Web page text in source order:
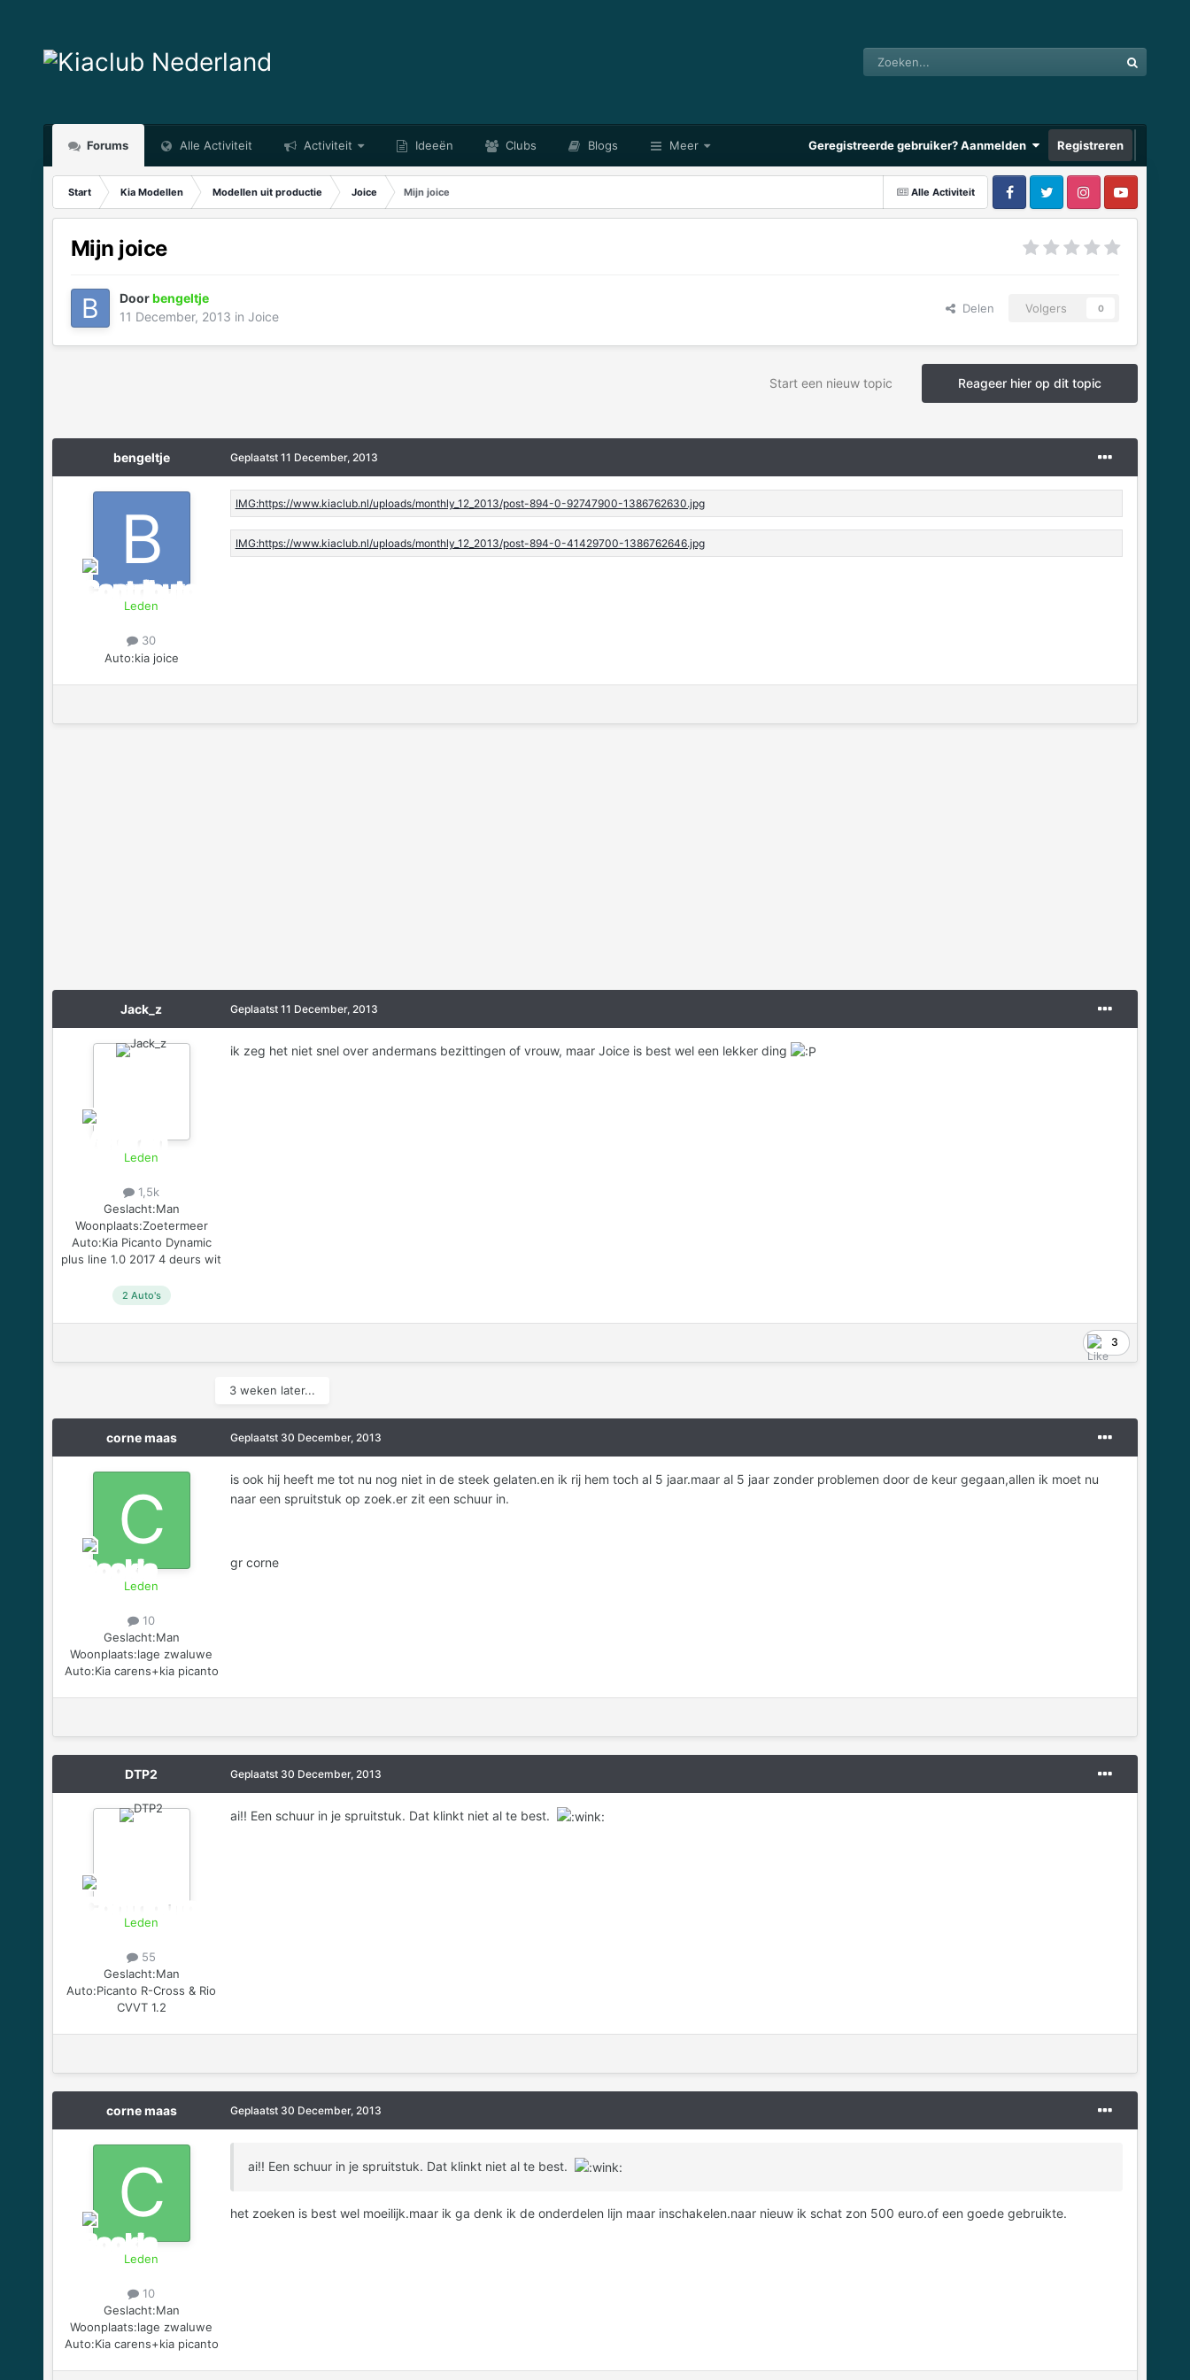
Forums Alle Activiteit Activiteit Ideeën Clubs Blogs Meer Geregistreerde gebruiker? Aanmelden Registreren
Alle Activiteit
Start Kia Modellen Modellen uit productie Joice Mijn joice
Mijn joice
Doorbengeltje
11 December, 2013 in Joice
Delen Volgers 0
Reageer hier op dit topic
Start een nieuw topic
bengeltje
Leden
30
Auto:kia joice
Geplaatst 11 December, 2013
Jack_z
Leden
1,5k
Geslacht:Man
Woonplaats:Zoetermeer
Auto:Kia Picanto Dynamic
plus line 1.0 2017 4 deurs wit
2 Auto's
Geplaatst 11 December, 2013
ik zeg het niet snel over andermans bezittingen of vrouw, maar Joice is best wel een lekker ding
3
3 weken later...
corne maas
Leden
10
Geslacht:Man
Woonplaats:lage zwaluwe
Auto:Kia carens+kia picanto
Geplaatst 30 December, 2013
is ook hij heeft me tot nu nog niet in de steek gelaten.en ik rij hem toch al 5 jaar.maar al 5 jaar zonder problemen door de keur gegaan,allen ik moet nu
naar een spruitstuk op zoek.er zit een schuur in.
gr corne
DTP2
Leden
55
Geslacht:Man
Auto:Picanto R-Cross & Rio
CVVT 1.2
Geplaatst 30 December, 2013
ai!! Een schuur in je spruitstuk. Dat klinkt niet al te best.
corne maas
Leden
10
Geslacht:Man
Woonplaats:lage zwaluwe
Auto:Kia carens+kia picanto
Geplaatst 30 December, 2013
ai!! Een schuur in je spruitstuk. Dat klinkt niet al te best.
het zoeken is best wel moeilijk.maar ik ga denk ik de onderdelen lijn maar inschakelen.naar nieuw ik schat zon 500 euro.of een goede gebruikte.